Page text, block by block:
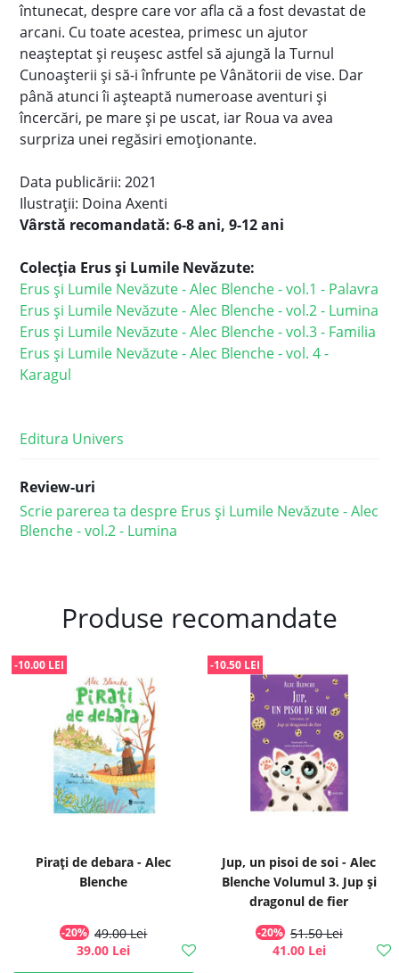
întunecat, despre care vor afla că a fost devastat de
arcani. Cu toate acestea, primesc un ajutor
neașteptat și reușesc astfel să ajungă la Turnul
Cunoașterii și să-i înfrunte pe Vânătorii de vise. Dar
până atunci îi așteaptă numeroase aventuri și
încercări, pe mare și pe uscat, iar Roua va avea
surpriza unei regăsiri emoționante.
Data publicării: 2021
Ilustrații: Doina Axenti
Vârstă recomandată: 6-8 ani, 9-12 ani
Colecția Erus și Lumile Nevăzute:
Erus și Lumile Nevăzute - Alec Blenche - vol.1 - Palavra
Erus și Lumile Nevăzute - Alec Blenche - vol.2 - Lumina
Erus și Lumile Nevăzute - Alec Blenche - vol.3 - Familia
Erus și Lumile Nevăzute - Alec Blenche - vol. 4 -
Karagul
Editura Univers
Review-uri
Scrie parerea ta despre Erus și Lumile Nevăzute - Alec
Blenche - vol.2 - Lumina
Produse recomandate
Pirați de debara - Alec
Blenche
-20% 49.00 Lei
-10.00 LEI
39.00 Lei
Jup, un pisoi de soi - Alec
Blenche Volumul 3. Jup și
dragonul de fier
-20% 51.50 Lei
-10.50 LEI
41.00 Lei